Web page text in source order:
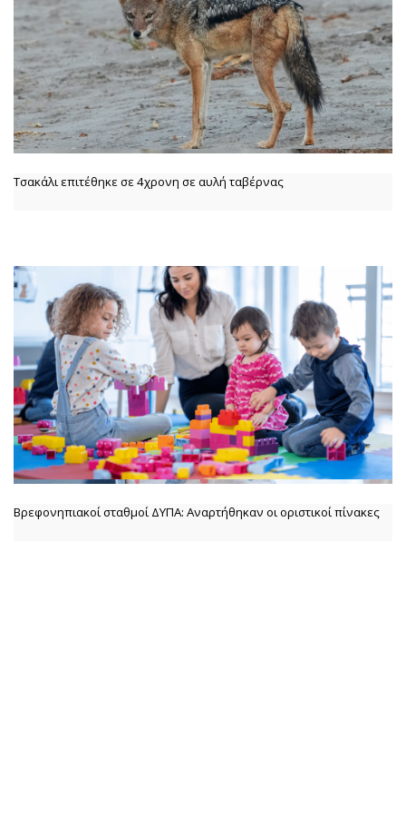
Τσακάλι επιτέθηκε σε 4χρονη σε αυλή ταβέρνας
Βρεφονηπιακοί σταθμοί ΔΥΠΑ: Αναρτήθηκαν οι οριστικοί πίνακες